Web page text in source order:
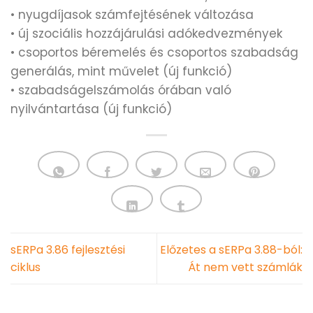
• nyugdíjasok számfejtésének változása
• új szociális hozzájárulási adókedvezmények
• csoportos béremelés és csoportos szabadság
generálás, mint művelet (új funkció)
• szabadságelszámolás órában való
nyilvántartása (új funkció)
sERPa 3.86 fejlesztési
ciklus
Előzetes a sERPa 3.88-ból:
Át nem vett számlák